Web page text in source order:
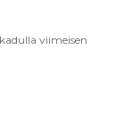
viimeisen